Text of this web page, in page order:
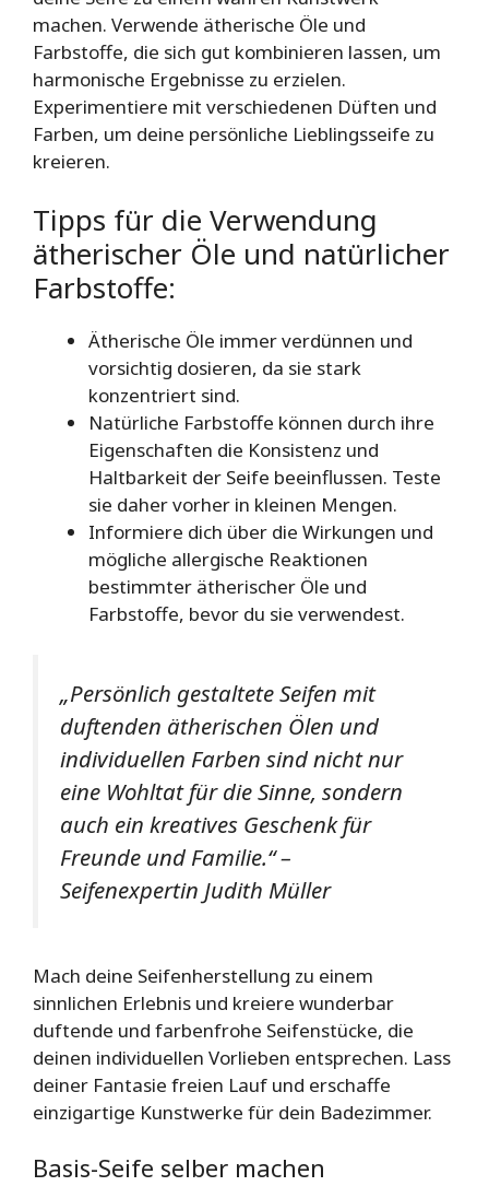
machen. Verwende ätherische Öle und
Farbstoffe, die sich gut kombinieren lassen, um
harmonische Ergebnisse zu erzielen.
Experimentiere mit verschiedenen Düften und
Farben, um deine persönliche Lieblingsseife zu
kreieren.
Tipps für die Verwendung
ätherischer Öle und natürlicher
Farbstoffe:
Ätherische Öle immer verdünnen und
vorsichtig dosieren, da sie stark
konzentriert sind.
Natürliche Farbstoffe können durch ihre
Eigenschaften die Konsistenz und
Haltbarkeit der Seife beeinflussen. Teste
sie daher vorher in kleinen Mengen.
Informiere dich über die Wirkungen und
mögliche allergische Reaktionen
bestimmter ätherischer Öle und
Farbstoffe, bevor du sie verwendest.
„Persönlich gestaltete Seifen mit
duftenden ätherischen Ölen und
individuellen Farben sind nicht nur
eine Wohltat für die Sinne, sondern
auch ein kreatives Geschenk für
Freunde und Familie.“ –
Seifenexpertin Judith Müller
Mach deine Seifenherstellung zu einem
sinnlichen Erlebnis und kreiere wunderbar
duftende und farbenfrohe Seifenstücke, die
deinen individuellen Vorlieben entsprechen. Lass
deiner Fantasie freien Lauf und erschaffe
einzigartige Kunstwerke für dein Badezimmer.
Basis-Seife selber machen